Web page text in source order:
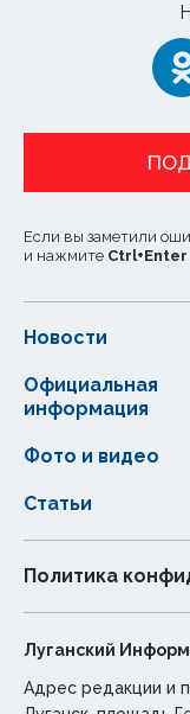
Если вы заметили
и нажмите Ctrl+Enter
Новости
Статьи
Официальная
информация
Фото и видео
Политика
Луганский
Адрес редакции и